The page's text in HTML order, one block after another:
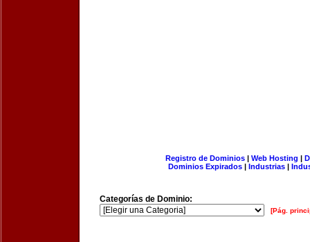
Registro de Dominios| Web Hosting |
Dominios Expirados | Industrias |
Categorías de Dominio:
[Pág.